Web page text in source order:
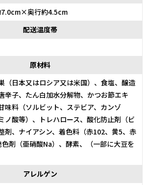
奥行約4.5cm
配送温度帯
原材料
（日本又はロシア又は米国）、食塩、醸造
辛子、たん白加水分解物、かつお節エキ
味料（ソルビット、ステビア、カンゾ
ノ酸等）、トレハロース、酸化防止剤（ビ
剤、ナイアシン、着色料（赤102、黄5、赤
剤（亜硝酸Na）、酵素、（一部に大豆を
アレルゲン